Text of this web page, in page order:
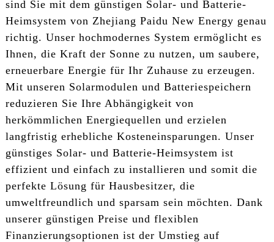
sind Sie mit dem günstigen Solar- und Batterie-
Heimsystem von Zhejiang Paidu New Energy genau
richtig. Unser hochmodernes System ermöglicht es
Ihnen, die Kraft der Sonne zu nutzen, um saubere,
erneuerbare Energie für Ihr Zuhause zu erzeugen.
Mit unseren Solarmodulen und Batteriespeichern
reduzieren Sie Ihre Abhängigkeit von
herkömmlichen Energiequellen und erzielen
langfristig erhebliche Kosteneinsparungen. Unser
günstiges Solar- und Batterie-Heimsystem ist
effizient und einfach zu installieren und somit die
perfekte Lösung für Hausbesitzer, die
umweltfreundlich und sparsam sein möchten. Dank
unserer günstigen Preise und flexiblen
Finanzierungsoptionen ist der Umstieg auf